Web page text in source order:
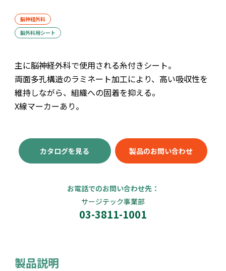
脳神経外科
脳外科用シート
主に脳神経外科で使用される糸付きシート。
両面多孔構造のラミネート加工により、高い吸収性を
維持しながら、組織への固着を抑える。
X線マーカーあり。
カタログを見る 製品のお問い合わせ
お電話でのお問い合わせ先：
サージテック事業部
03-3811-1001
製品説明